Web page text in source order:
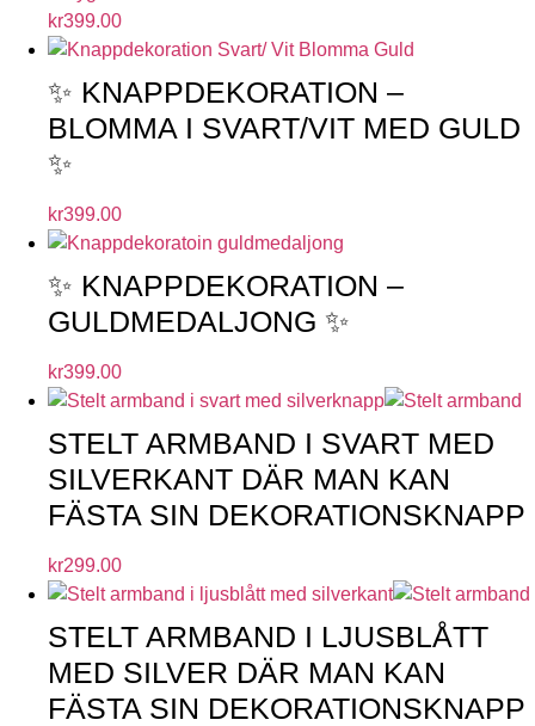
kr399.00
✨ KNAPPDEKORATION –
BLOMMA I SVART/VIT MED GULD
✨
kr399.00
✨ KNAPPDEKORATION –
GULDMEDALJONG ✨
kr399.00
STELT ARMBAND I SVART MED
SILVERKANT DÄR MAN KAN
FÄSTA SIN DEKORATIONSKNAPP
kr299.00
STELT ARMBAND I LJUSBLÅTT
MED SILVER DÄR MAN KAN
FÄSTA SIN DEKORATIONSKNAPP